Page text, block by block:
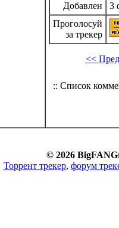
Добавлен
3
Проголосуй
за трекер
<<
:: Список
© 2026
Торрент трекер, форум